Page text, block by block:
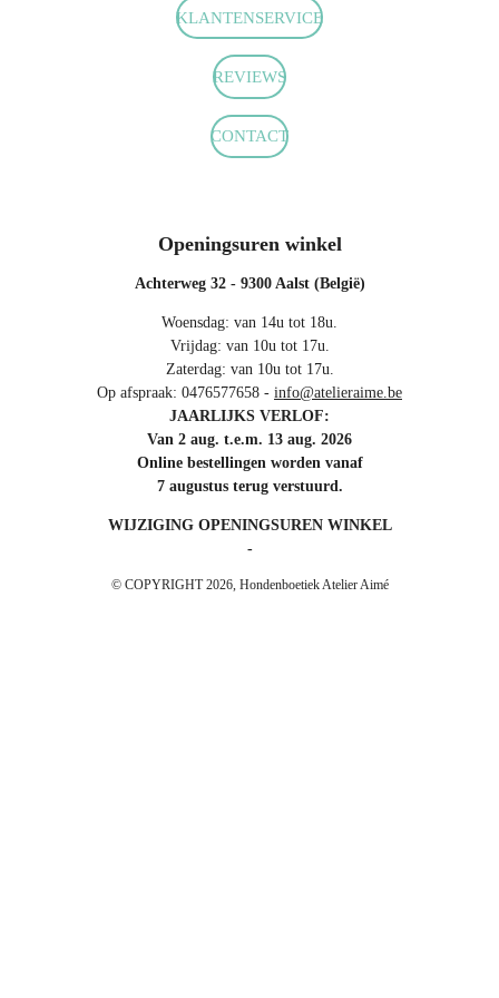
o
r
m
p
KLANTENSERVICE
REVIEWS
CONTACT
Openingsuren winkel
Achterweg 32 - 9300 Aalst (België)
Woensdag: van 14u tot 18u.
Vrijdag: van 10u tot 17u.
Zaterdag: van 10u tot 17u.
Op afspraak: 0476577658 - info@atelieraime.be
JAARLIJKS VERLOF:
Van 2 aug. t.e.m. 13 aug. 2026
Online bestellingen worden vanaf
7 augustus terug verstuurd.
WIJZIGING OPENINGSUREN WINKEL
-
© COPYRIGHT 2026, Hondenboetiek Atelier Aimé